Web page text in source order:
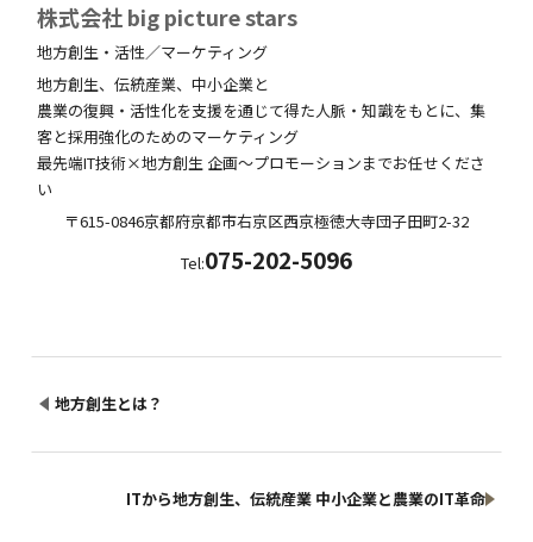
株式会社 big picture stars
地方創生・活性／マーケティング
地方創生、伝統産業、中小企業と
農業の復興・活性化を支援を通じて得た人脈・知識をもとに、集
客と採用強化のためのマーケティング
最先端IT技術×地方創生 企画～プロモーションまでお任せくださ
い
〒615-0846京都府京都市右京区西京極徳大寺団子田町2-32
Tel:075-202-5096
地方創生とは？
ITから地方創生、伝統産業 中小企業と農業のIT革命